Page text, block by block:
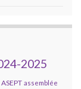
2025
ASEPT assemblée